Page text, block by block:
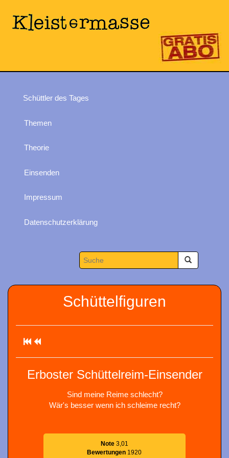
Schüttler des Tages
Themen
Theorie
Einsenden
Impressum
Datenschutzerklärung
Schüttelfiguren
Erboster Schüttelreim-Einsender
Sind meine Reime schlecht?
Wär's besser wenn ich schleime recht?
Note3,01
Bewertungen 1920